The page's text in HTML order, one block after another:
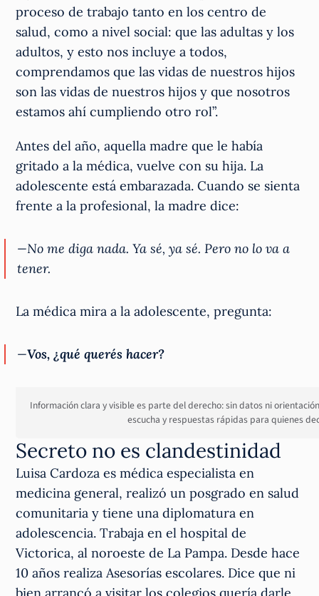
proceso de trabajo tanto en los centro de
salud, como a nivel social: que las adultas y los
adultos, y esto nos incluye a todos,
comprendamos que las vidas de nuestros hijos
son las vidas de nuestros hijos y que nosotros
estamos ahí cumpliendo otro rol”.
Antes del año, aquella madre que le había
gritado a la médica, vuelve con su hija. La
adolescente está embarazada. Cuando se sienta
frente a la profesional, la madre dice:
—No me diga nada. Ya sé, ya sé. Pero no lo va a
tener.
La médica mira a la adolescente, pregunta:
—Vos, ¿qué querés hacer?
Información clara y visible es parte del derecho: sin datos ni
escucha y respuestas rápidas para quienes
Secreto no es clandestinidad
Luisa Cardoza es médica especialista en
medicina general, realizó un posgrado en salud
comunitaria y tiene una diplomatura en
adolescencia. Trabaja en el hospital de
Victorica, al noroeste de La Pampa. Desde hace
10 años realiza Asesorías escolares. Dice que ni
bien arrancó a visitar los colegios quería darle